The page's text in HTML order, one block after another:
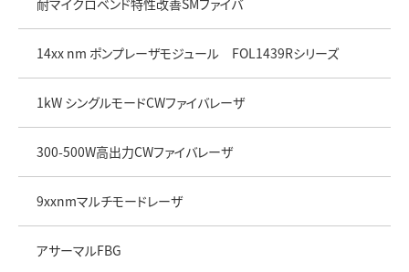
耐マイクロベンド特性改善SMファイバ
14xx nm ポンプレーザモジュール FOL1439Rシリーズ
1kW シングルモードCWファイバレーザ
300-500W高出力CWファイバレーザ
9xxnmマルチモードレーザ
アサーマルFBG